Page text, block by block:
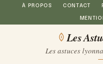
Aller
au
À PROPOS CONTACT
Les
Les astuces